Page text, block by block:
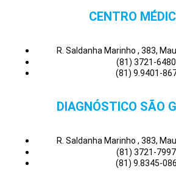
CENTRO
R. Saldanha Marinho , 383,
(81) 3721-6480
(81) 9.9401-
DIAGNÓSTICO SÃO
R. Saldanha Marinho , 383,
(81) 3721-7997
(81) 9.8345-